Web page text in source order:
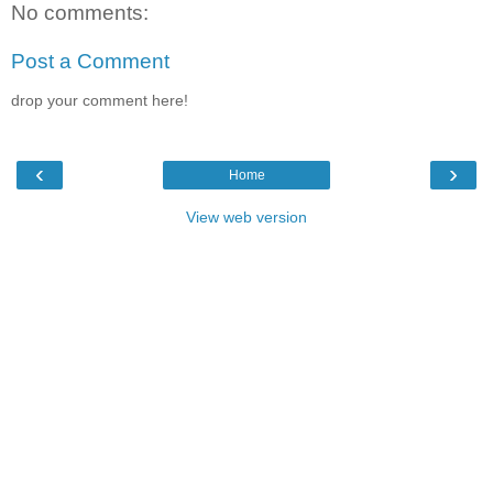
No comments:
Post a Comment
drop your comment here!
‹ ›
Home
View web version